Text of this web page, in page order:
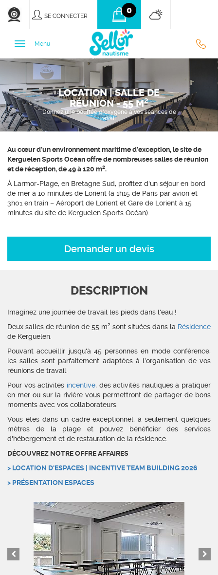
SE CONNECTER
0
Menu
LOCATION | SALLE DE
RÉUNION - 55 M²
Donnez une bouffée d'oxygène à vos séances de
travail !
Au cœur d'un environnement maritime d'exception, le site de
Kerguelen Sports Océan offre de nombreuses salles de réunion
et de réception, de 49 à 120 m².
À Larmor-Plage, en Bretagne Sud, profitez d'un séjour en bord
de mer à 10 minutes de Lorient (à 1h15 de Paris par avion et
3h01 en train – Aéroport de Lorient et Gare de Lorient à 15
minutes du site de Kerguelen Sports Océan).
Demander un devis
DESCRIPTION
Imaginez une journée de travail les pieds dans l'eau !
Deux salles de réunion de 55 m² sont situées dans la Résidence
de Kerguelen.
Pouvant accueillir jusqu'à 45 personnes en mode conférence,
les salles sont parfaitement adaptées à l’organisation de vos
réunions de travail.
Pour vos activités incentive, des activités nautiques à pratiquer
en mer ou sur la rivière vous permettront de partager de bons
moments avec vos collaborateurs.
Vous êtes dans un cadre exceptionnel, à seulement quelques
mètres de la plage et pouvez bénéficier des services
d'hébergement et de restauration de la résidence.
DÉCOUVREZ NOTRE OFFRE AFFAIRES
> LOCATION D'ESPACES | INCENTIVE TEAM BUILDING 2026
> PRÉSENTATION ESPACES